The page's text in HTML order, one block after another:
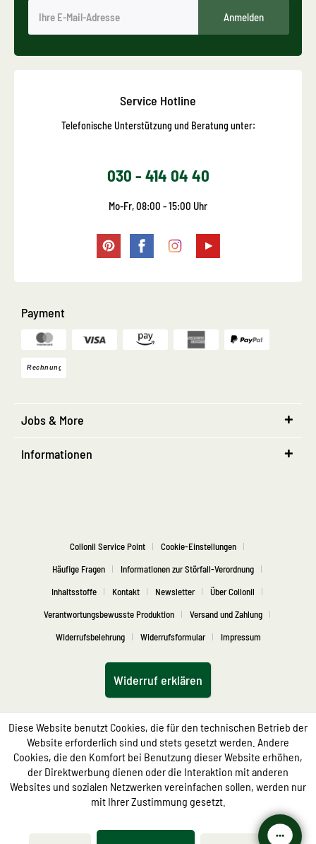
Anmelden
Service Hotline
Telefonische Unterstützung und Beratung unter:
030 - 414 04 40
Mo-Fr, 08:00 - 15:00 Uhr
Payment
Jobs & More
Informationen
Collonil Service Point
Cookie-Einstellungen
Häufige Fragen
Informationen zur Störfall-Verordnung
Inhaltsstoffe
Kontakt Newsletter
Über Collonil
Verantwortungsbewusste Produktion
Versand und Zahlung
Widerrufsbelehrung
Widerrufsformular Impressum
Widerruf erklären
Diese Website benutzt Cookies, die für den technischen Betrieb der
Website erforderlich sind und stets gesetzt werden. Andere
Cookies, die den Komfort bei Benutzung dieser Website erhöhen,
der Direktwerbung dienen oder die Interaktion mit anderen
Websites und sozialen Netzwerken vereinfachen sollen, werden nur
mit Ihrer Zustimmung gesetzt.